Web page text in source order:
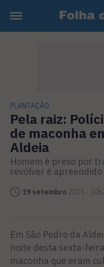
PLANTAÇÃO
Pela raiz:
de maconha
Aldeia
Homem é preso por
revólver é apreendido
19 setembro 2015 -
Em São Pedro da
noite desta sexta-
maconha que eram